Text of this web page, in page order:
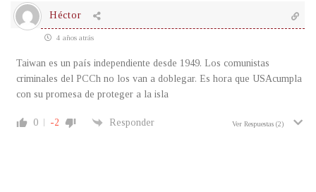
Héctor
4 años atrás
Taiwan es un país independiente desde 1949. Los comunistas
criminales del PCCh no los van a doblegar. Es hora que USAcumpla
con su promesa de proteger a la isla
0 -2 Responder Ver Respuestas (2)